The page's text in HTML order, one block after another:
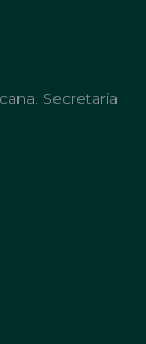
Secretaría